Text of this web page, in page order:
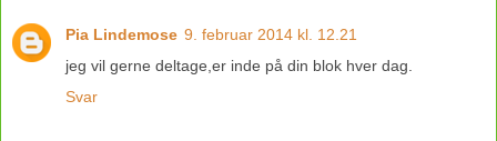
Pia Lindemose 9. februar 2014 kl. 12.21
jeg vil gerne deltage,er inde på din blok hver dag.
Svar